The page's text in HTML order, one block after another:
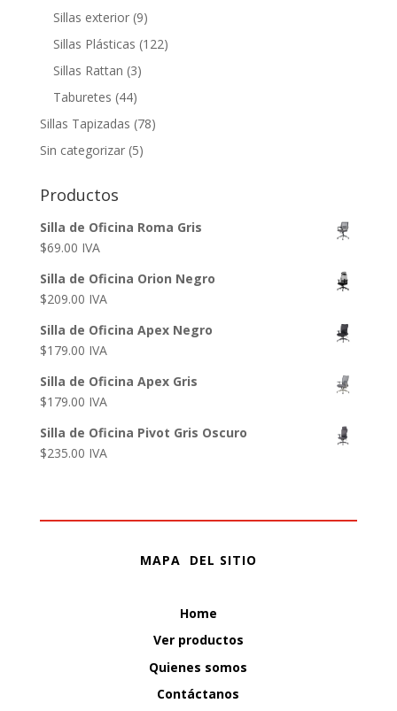
Sillas exterior (9)
Sillas Plásticas (122)
Sillas Rattan (3)
Taburetes (44)
Sillas Tapizadas (78)
Sin categorizar (5)
Productos
Silla de Oficina Roma Gris
$69.00 IVA
Silla de Oficina Orion Negro
$209.00 IVA
Silla de Oficina Apex Negro
$179.00 IVA
Silla de Oficina Apex Gris
$179.00 IVA
Silla de Oficina Pivot Gris Oscuro
$235.00 IVA
MAPA DEL SITIO
Home
Ver productos
Quienes somos
Contáctanos